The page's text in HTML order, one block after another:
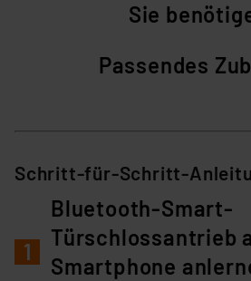
Sie
Passendes
Schritt-für-Schritt-
1
Bluetooth-Smart-
Türschlossantrieb
Smartphone